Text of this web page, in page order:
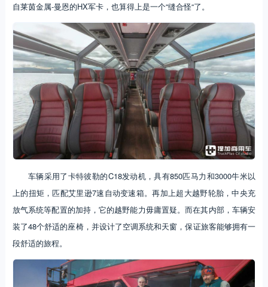
自莱茵金属-曼恩的HX军卡，也算得上是一个“缝合怪“了。
车辆采用了卡特彼勒的C18发动机，具有850匹马力和3000牛米以
上的扭矩，匹配艾里逊7速自动变速箱。再加上超大越野轮胎，中央充
放气系统等配置的加持，它的越野能力毋庸置疑。而在其内部，车辆安
装了48个舒适的座椅，并设计了空调系统和天窗，保证旅客能够拥有一
段舒适的旅程。